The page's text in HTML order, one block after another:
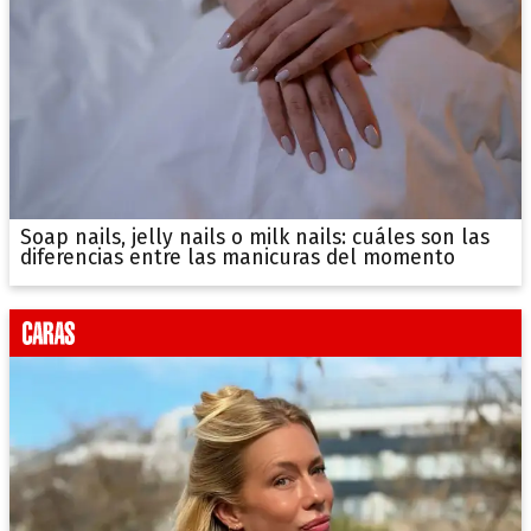
Soap nails, jelly nails o milk nails: cuáles son las
diferencias entre las manicuras del momento